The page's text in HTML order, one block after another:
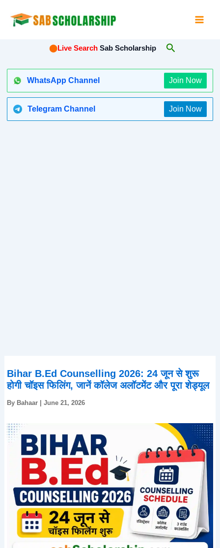
⬤Live Search Sab Scholarship Search
WhatsApp Channel Join Now
Telegram Channel Join Now
Bihar B.Ed Counselling 2026: 24 जून से शुरू
होगी चॉइस फिलिंग, जानें कॉलेज अलॉटमेंट और पूरा शेड्यूल
By Bahaar June 21, 2026